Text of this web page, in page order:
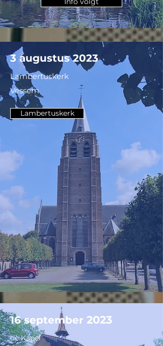
3 augustus 2023
Lambertuskerk
Vessem
Lambertuskerk
16 september 2023
de Kapel